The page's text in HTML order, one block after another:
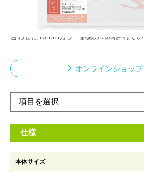
・便箋・レターパッドの本文罫は、それ
合わせた10mmカラー罫線が印刷されてい
オンラインショップ
仕様
本体サイズ